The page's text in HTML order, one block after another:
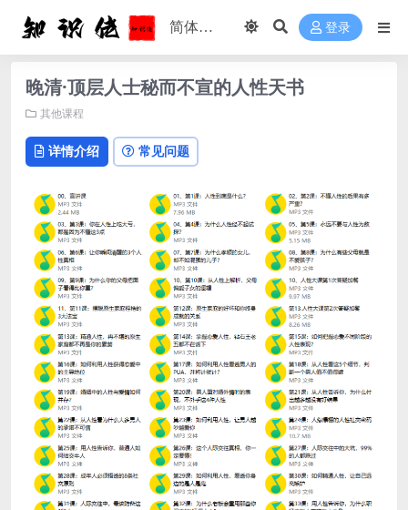
登录
晚清·顶层人士秘而不宣的人性天书
其他课程
详情介绍 常见问题